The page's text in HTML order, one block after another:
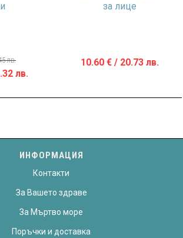
лв.
лв.
за лице
10.60 €/ 20.73 лв.
ИНФОРМАЦИЯ
Контакти
За Вашето здраве
За Мъртво море
Поръчки и доставка